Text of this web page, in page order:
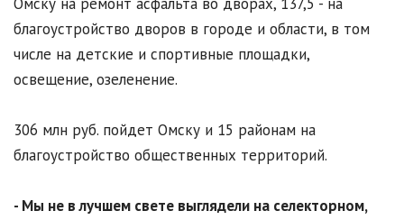
Омску на ремонт асфальта во дворах, 137,5 - на
благоустройство дворов в городе и области, в том
числе на детские и спортивные площадки,
освещение, озеленение.
306 млн руб. пойдет Омску и 15 районам на
благоустройство общественных территорий.
- Мы не в лучшем свете выглядели на селекторном,